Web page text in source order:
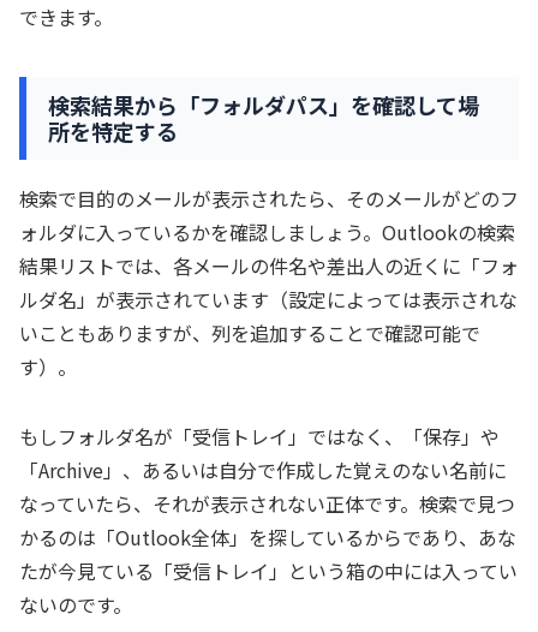
できます。
検索結果から「フォルダパス」を確認して場
所を特定する
検索で目的のメールが表示されたら、そのメールがどのフ
ォルダに入っているかを確認しましょう。Outlookの検索
結果リストでは、各メールの件名や差出人の近くに「フォ
ルダ名」が表示されています（設定によっては表示されな
いこともありますが、列を追加することで確認可能で
す）。
もしフォルダ名が「受信トレイ」ではなく、「保存」や
「Archive」、あるいは自分で作成した覚えのない名前に
なっていたら、それが表示されない正体です。検索で見つ
かるのは「Outlook全体」を探しているからであり、あな
たが今見ている「受信トレイ」という箱の中には入ってい
ないのです。